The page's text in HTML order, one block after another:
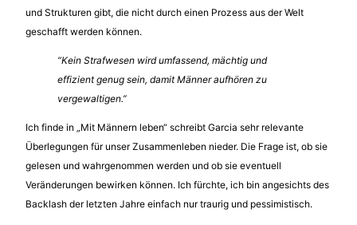
und Strukturen gibt, die nicht durch einen Prozess aus der Welt
geschafft werden können.
“Kein Strafwesen wird umfassend, mächtig und
effizient genug sein, damit Männer aufhören zu
vergewaltigen.”
Ich finde in „Mit Männern leben“ schreibt Garcia sehr relevante
Überlegungen für unser Zusammenleben nieder. Die Frage ist, ob sie
gelesen und wahrgenommen werden und ob sie eventuell
Veränderungen bewirken können. Ich fürchte, ich bin angesichts des
Backlash der letzten Jahre einfach nur traurig und pessimistisch.